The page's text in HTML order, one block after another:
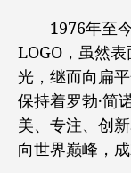
1976年至今
LOGO，虽然
光，继而向扁
保持着罗勃·简
美、专注、创
向世界巅峰，成